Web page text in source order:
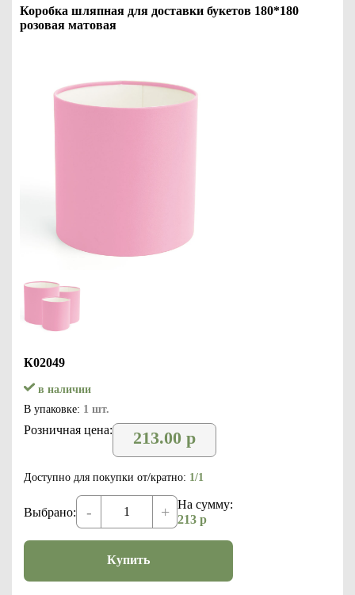
Коробка шляпная для доставки букетов 180*180
розовая матовая
К02049
в наличии
В упаковке: 1 шт.
Розничная цена: 213.00 р
Доступно для покупки от/кратно: 1/1
Выбрано: - +
На сумму:
213 р
Купить